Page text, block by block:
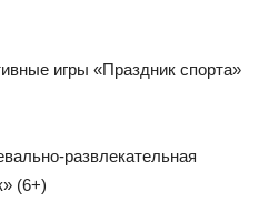
игры «Праздник спорта»
развлекательная
(6+)